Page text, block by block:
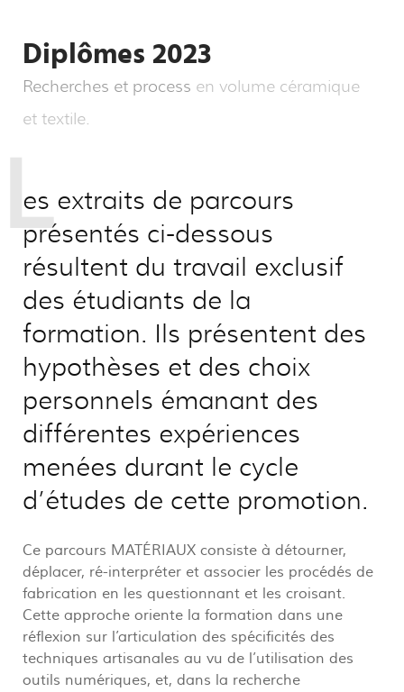
Diplômes 2023
Recherches et process en volume céramique
et textile.
L
es extraits de parcours
présentés ci-dessous
résultent du travail exclusif
des étudiants de la
formation. Ils présentent des
hypothèses et des choix
personnels émanant des
différentes expériences
menées durant le cycle
d’études de cette promotion.
Ce parcours MATÉRIAUX consiste à détourner,
déplacer, ré-interpréter et associer les procédés de
fabrication en les questionnant et les croisant.
Cette approche oriente la formation dans une
réflexion sur l’articulation des spécificités des
techniques artisanales au vu de l’utilisation des
outils numériques, et, dans la recherche